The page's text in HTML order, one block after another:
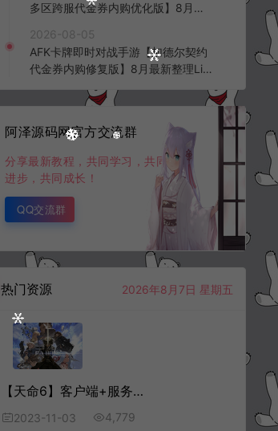
多区跨服代金券内购优化版】8月最
台+全资源安卓+详细搭建教程+视频
教程
2026-08-05
AFK卡牌即时对战手游【加德尔契约
代金券内购修复版】8月最新整理Lin
K授权后台+安卓苹果双端+详细搭建
阿泽源码网官方交流群
分享最新教程，共同学习，共同
进步，共同成长！
QQ交流群
热门资源 2026年8月7日 星期五
【天命6】客户端+服务端全套源码
2023-11-03 4,779